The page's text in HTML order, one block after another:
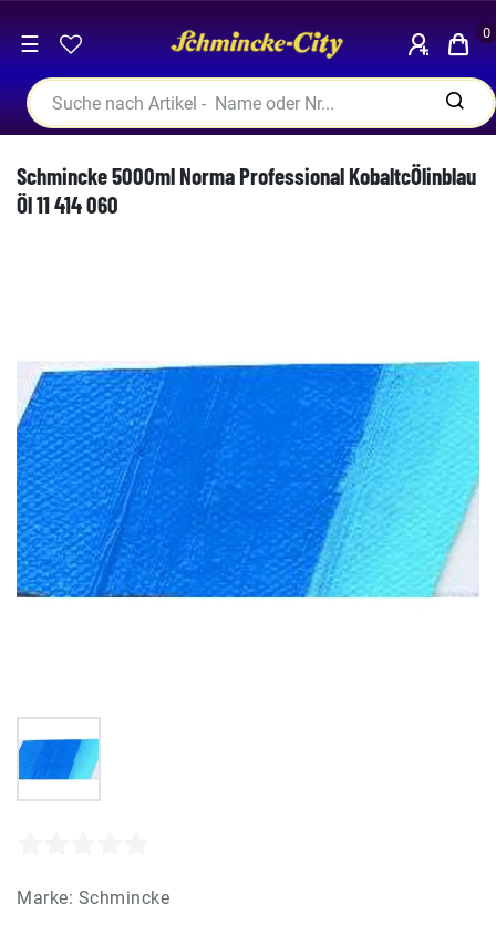
☰ 0
Schmincke 5000ml Norma Professional KobaltcÖlinblau
Öl 11 414 060
Marke: Schmincke